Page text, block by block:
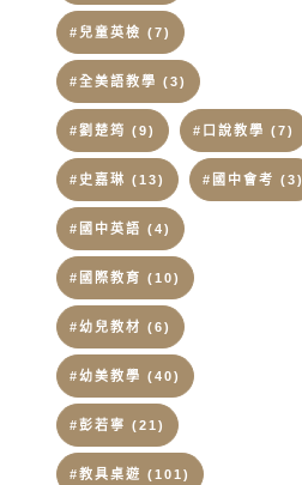
#兒童英檢 (7)
#全美語教學 (3)
#劉楚筠 (9) #口說教學 (7)
#史嘉琳 (13) #國中會考 (3)
#國中英語 (4)
#國際教育 (10)
#幼兒教材 (6)
#幼美教學 (40)
#彭若寧 (21)
#教具桌遊 (101)